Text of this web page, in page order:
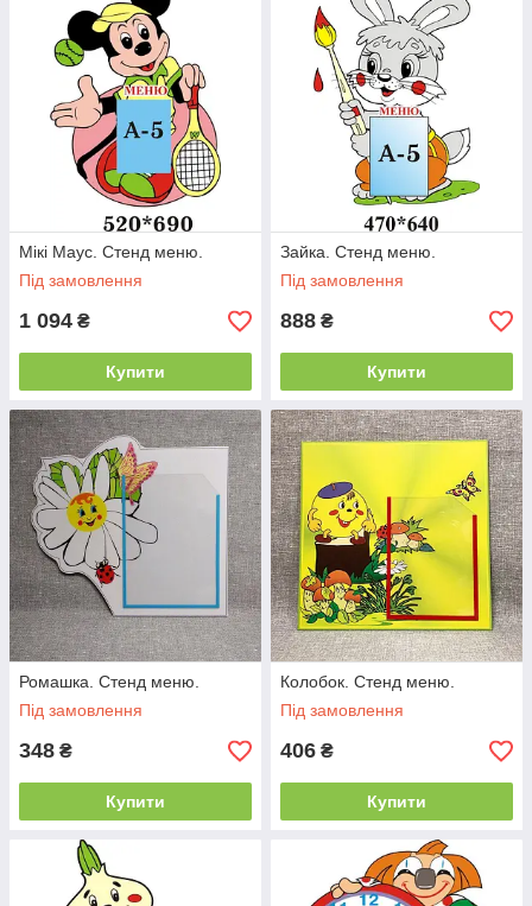
Мікі Маус. Стенд меню.
Під замовлення
1 094 ₴
Купити
Зайка. Стенд меню.
Під замовлення
888 ₴
Купити
Ромашка. Стенд меню.
Під замовлення
348 ₴
Купити
Колобок. Стенд меню.
Під замовлення
406 ₴
Купити